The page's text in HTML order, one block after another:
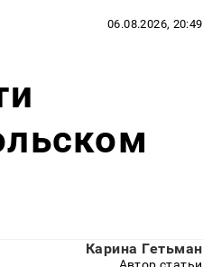
06.08.2026, 20:49
Карина Гетьман
Автор статьи